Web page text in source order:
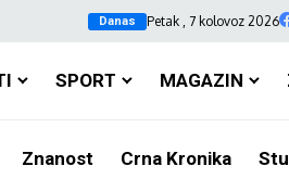
Danas Petak , 7 kolovoz 2026
SPORT MAGAZIN
Znanost Crna Kronika